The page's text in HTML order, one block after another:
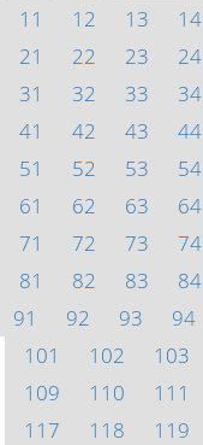
11
12 13 14
21
22 23 24
31
32 33 34
41
42 43 44
51
52 53 54
61
62 63 64
71
72 73 74
81
82 83 84
91
92 93 94
101
102 103
109
110 111
117
118 119